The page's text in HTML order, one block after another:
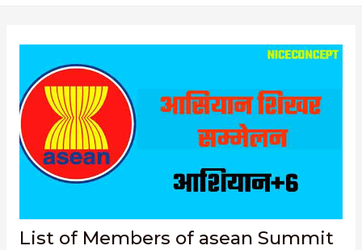
List of Members of asean Summit